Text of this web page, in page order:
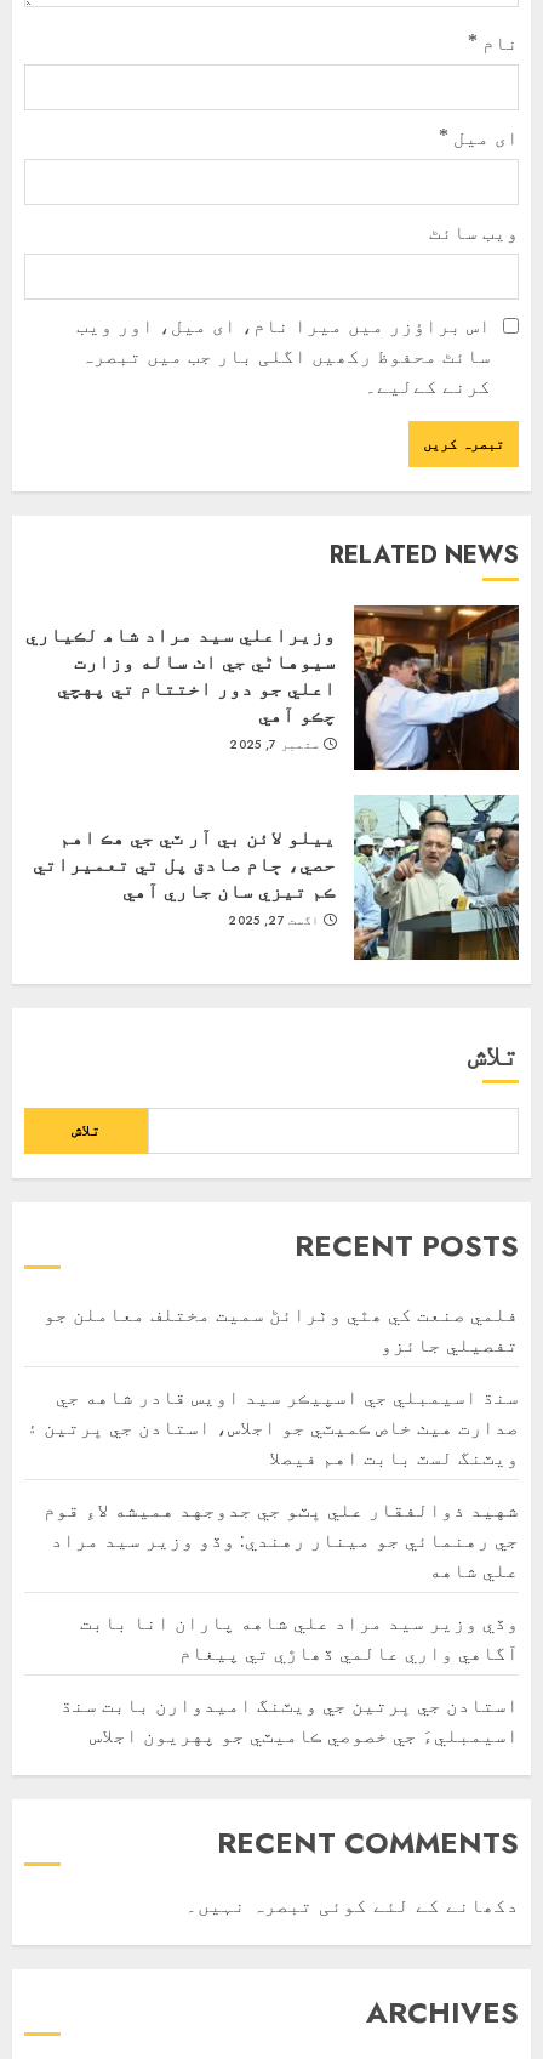
نام *
ای میل *
ویب‌ سائٹ
اس براؤزر میں میرا نام، ای میل، اور ویب
سائٹ محفوظ رکھیں اگلی بار جب میں تبصرہ
کرنے کےلیے۔
RELATED NEWS
وزيراعلي سيد مراد شاھ لڪياري
سيوهاڻي جي اٺ ساله وزارت
اعلي جو دور اختتام تي پهچي
چڪو آهي
ستمبر 7, 2025
ييلو لائن بي آر ٽي جي هڪ اهم
حصي، ڄام صادق پل تي تعميراتي
ڪم تيزي سان جاري آهي
اگست 27, 2025
تلاش
تلاش
RECENT POSTS
فلمي صنعت کي ھٿي وٺرائڻ سميت مختلف معاملن جو
تفصيلي جائزو
سنڌ اسيمبلي جي اسپيڪر سيد اويس قادر شاهه جي
صدارت هيٺ خاص ڪميٽي جو اجلاس، استادن جي ڀرتين ۽
ويٽنگ لسٽ بابت اهم فيصلا
شهيد ذوالفقار علي ڀٽو جي جدوجهد هميشه لاءِ قوم
جي رهنمائي جو مينار رهندي: وڏو وزير سيد مراد
علي شاهه
وڏي وزير سيد مراد علي شاهه پاران انا بابت
آگاهي واري عالمي ڏھاڙي تي پيغام
استادن جي ڀرتين جي ويٽنگ اميدوارن بابت سنڌ
اسيمبليءَ جي خصوصي ڪاميٽي جو پهريون اجلاس
RECENT COMMENTS
دکھانے کے لئے کوئی تبصرہ نہیں۔
ARCHIVES